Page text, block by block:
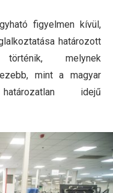
figyelmen kívül,
határozott
melynek
mint a magyar
idejű